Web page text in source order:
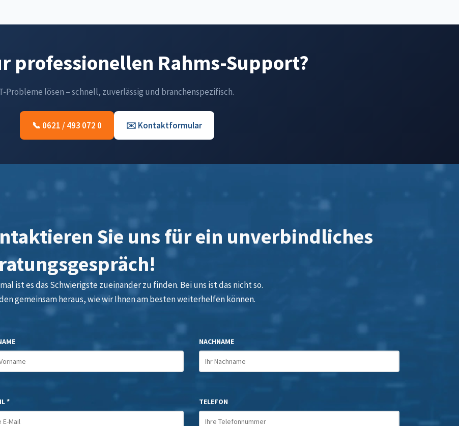
professionellen Rahms-Support?
Probleme lösen – schnell, zuverlässig und branchenspezifisch.
📞 0621 / 493 072 0 ✉️ Kontaktformular
Sie uns für ein unverbindliches
ist es das Schwierigste zueinander zu finden. Bei uns ist das nicht so.
gemeinsam heraus, wie wir Ihnen am besten weiterhelfen können.
NACHNAME
* TELEFON